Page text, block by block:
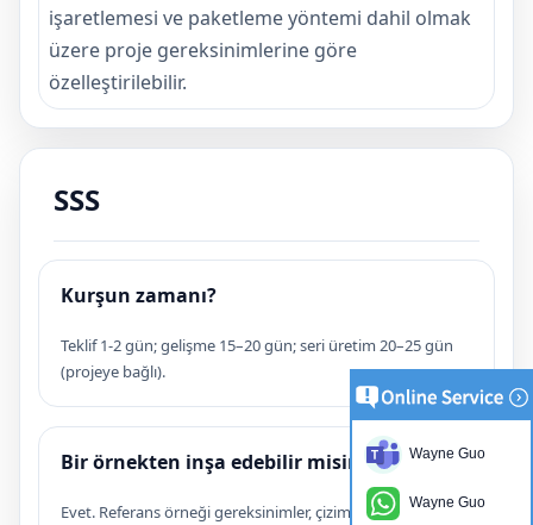
işaretlemesi ve paketleme yöntemi dahil olmak
üzere proje gereksinimlerine göre
özelleştirilebilir.
SSS
Kurşun zamanı?
Teklif 1-2 gün; gelişme 15–20 gün; seri üretim 20–25 gün
(projeye bağlı).
Bir örnekten inşa edebilir misiniz?
Evet. Referans örneği gereksinimler, çizimlerin ve test
Wayne Guo
Wayne Guo